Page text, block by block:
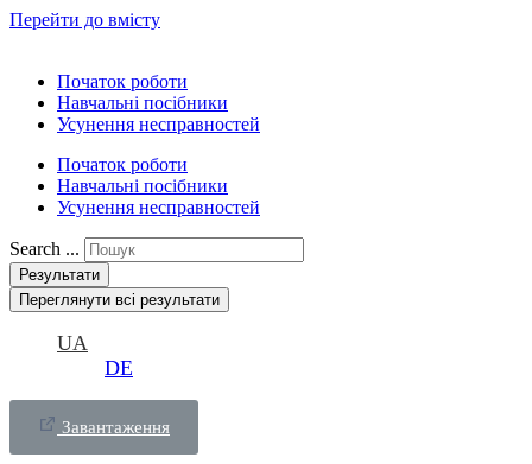
Перейти до вмісту
Початок роботи
Навчальні посібники
Усунення несправностей
Початок роботи
Навчальні посібники
Усунення несправностей
Search ...
Результати
Переглянути всі результати
UA
DE
Завантаження